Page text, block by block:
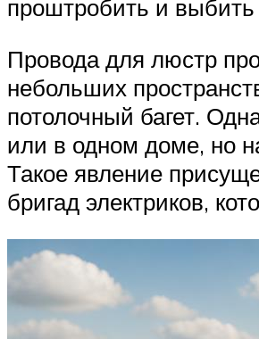
проштробить и
Провода для люстр
небольших
потолочный багет.
или в одном доме, но
Такое явление
бригад электриков,